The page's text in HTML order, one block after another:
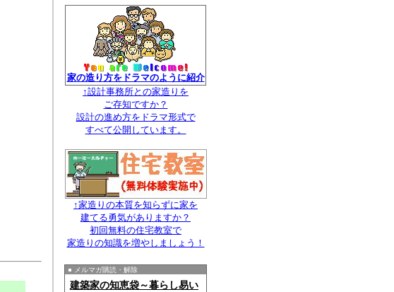
家の造り方をドラマのように紹介
↑設計事務所との家造りを
ご存知ですか？
設計の進め方をドラマ形式で
すべて公開しています。
↑家造りの本質を知らずに家を
建てる勇気がありますか？
初回無料の住宅教室で
家造りの知識を増やしましょう！
メルマガ購読・解除
建築家の知恵袋～暮らし易い